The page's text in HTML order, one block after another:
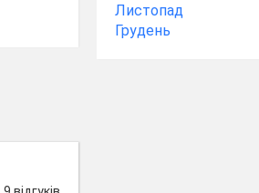
Листопад
Грудень